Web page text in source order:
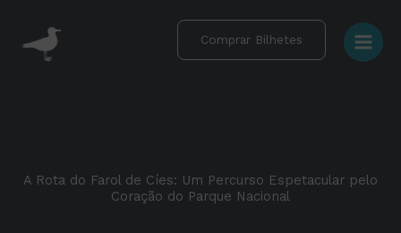
content
Comprar Bilhetes
A Rota do Farol de Cíes: Um Percurso Espetacular pelo
Coração do Parque Nacional